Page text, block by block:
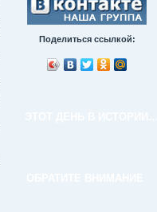
Поделиться ссылкой: